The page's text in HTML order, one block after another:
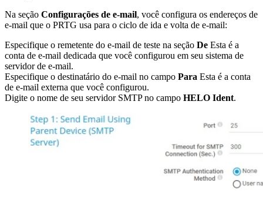
Na seção Configurações de e-mail, você configura os endereços de
e-mail que o PRTG usa para o ciclo de ida e volta de e-mail:
Especifique o remetente do e-mail de teste na seção De Esta é a
conta de e-mail dedicada que você configurou em seu sistema de
servidor de e-mail.
Especifique o destinatário do e-mail no campo Para Esta é a conta
de e-mail externa que você configurou.
Digite o nome de seu servidor SMTP no campo HELO Ident.